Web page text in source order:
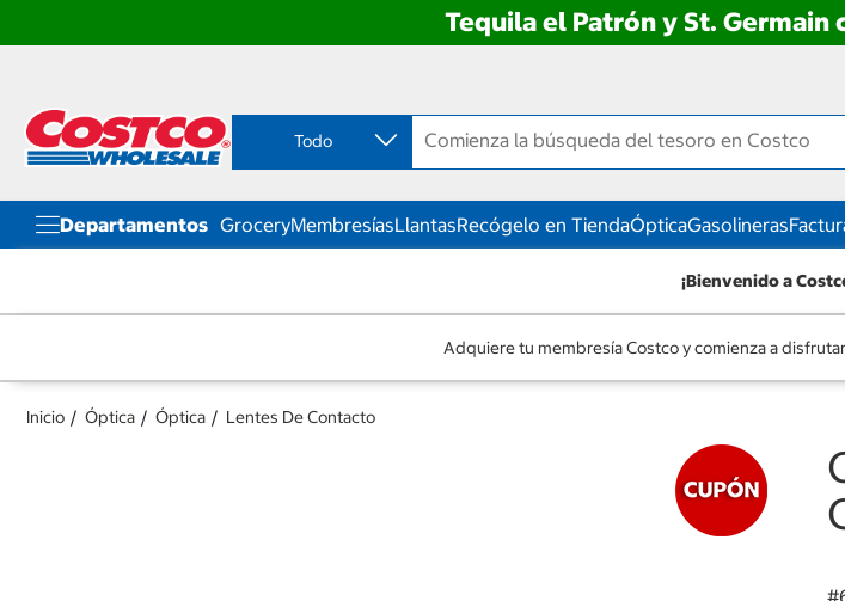
Tequila el Patrón y St.
contenido
menú
navegación
Todo
Departamentos GroceryMembresíasLlantasRecógelo en TiendaÓpticaGasolineras
¡Bienvenido a
Adquiere tu membresía Costco y comienza a
Inicio Óptica Óptica Lentes De Contacto
#